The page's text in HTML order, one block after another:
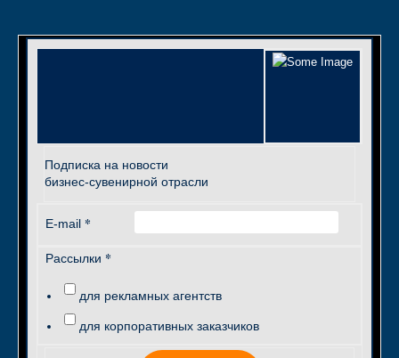
Подписка на новости
бизнес-сувенирной отрасли
E-mail *
Рассылки *
для рекламных агентств
для корпоративных заказчиков